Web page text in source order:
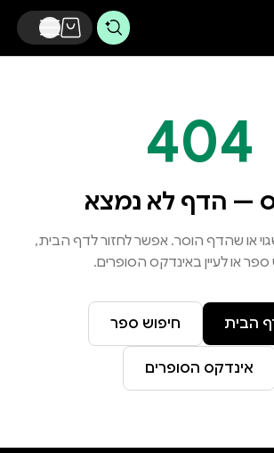
404
— הדף לא נמצא
או שהדף הוסר. אפשר לחזור לדף הבית,
או לעיין באינדקס הסופרים.
הבית חיפוש ספר
אינדקס הסופרים